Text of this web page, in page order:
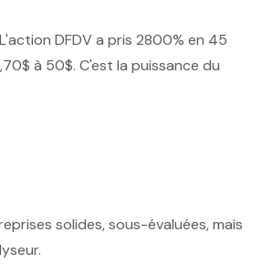
L'action DFDV a pris 2800% en 45
à 50$. C'est la puissance du
solides, sous-évaluées, mais